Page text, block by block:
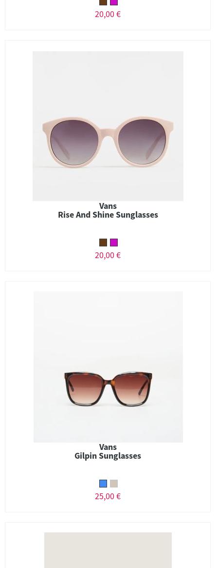
20,00 €
Vans
Rise And Shine Sunglasses
20,00 €
Vans
Gilpin Sunglasses
25,00 €